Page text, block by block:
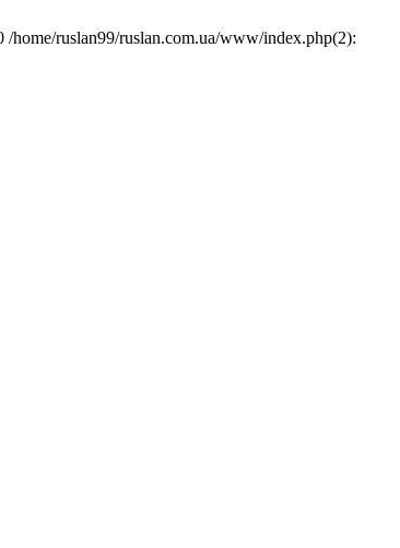
home/ruslan99/ruslan.com.ua/www/index.php(2):